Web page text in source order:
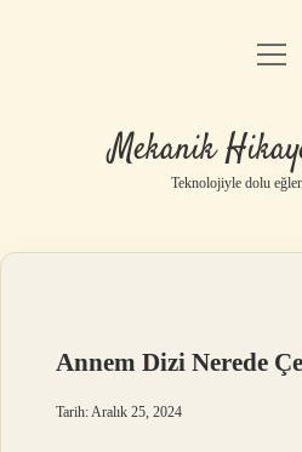
Anasayfa
Yasal
Mekanik
Teknolojiyle dolu
Annem Dizi Nerede
Tarih: Aralık 25, 2024